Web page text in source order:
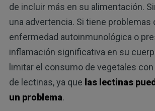
de incluir más en su alimentación.
una advertencia. Si tiene problemas
enfermedad autoinmunológica o
inflamación significativa en su
limitar el consumo de vegetales
de lectinas, ya que las lectinas
un problema.